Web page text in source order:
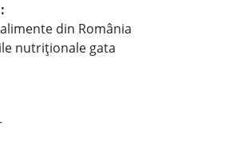
din România
nutriționale gata